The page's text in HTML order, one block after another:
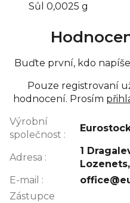
Sůl 0,0025 g
Buďte první, kdo
Pouze registrovaní
hodnocení. Prosím
Výrobní
společnost :
Adresa :
1
E-mail :
Zástupce